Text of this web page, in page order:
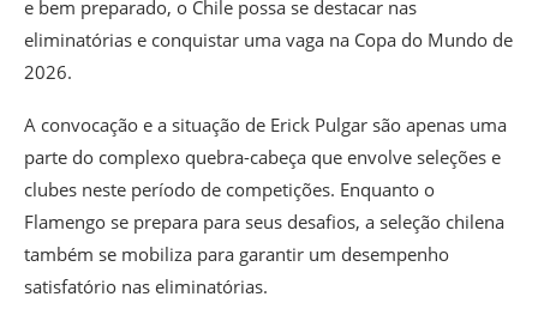
e bem preparado, o Chile possa se destacar nas
eliminatórias e conquistar uma vaga na Copa do Mundo de
2026.
A convocação e a situação de Erick Pulgar são apenas uma
parte do complexo quebra-cabeça que envolve seleções e
clubes neste período de competições. Enquanto o
Flamengo se prepara para seus desafios, a seleção chilena
também se mobiliza para garantir um desempenho
satisfatório nas eliminatórias.